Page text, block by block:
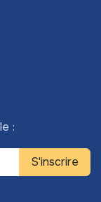
:
S'inscrire